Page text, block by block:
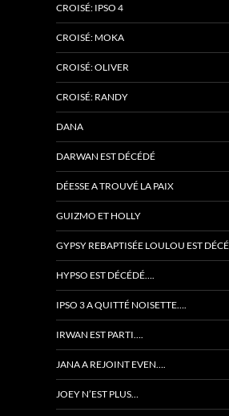
CROISÉ: IPSO 4
CROISÉ: MOKA
CROISÉ: OLIVER
CROISÉ: RANDY
DANA
DARWAN EST DÉCÉDÉ
DÉESSE A TROUVÉ LA PAIX
GUIZMO ET HOLLY
GYPSY REBAPTISÉE LOULOU EST
HYPSO EST DÉCÉDÉ….
IPSO 3 A QUITTÉ NOISETTE….
IRWAN EST PARTI….
JANA A REJOINT EVEN….
JOEY N’EST PLUS…